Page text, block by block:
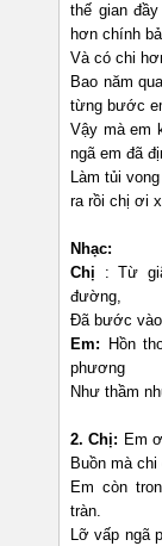
thế gian
hơn chính
Và có chi
Bao năm
từng bước
Vậy mà em
ngã em đã
Làm tủi
ra rồi chị ơi
Nhạc:
Chị : Từ
đường,
Đã bước
Em: Hồn
phương
Như thầm
2. Chị: Em
Buồn mà
Em còn
tràn.
Lỡ vấp ngã